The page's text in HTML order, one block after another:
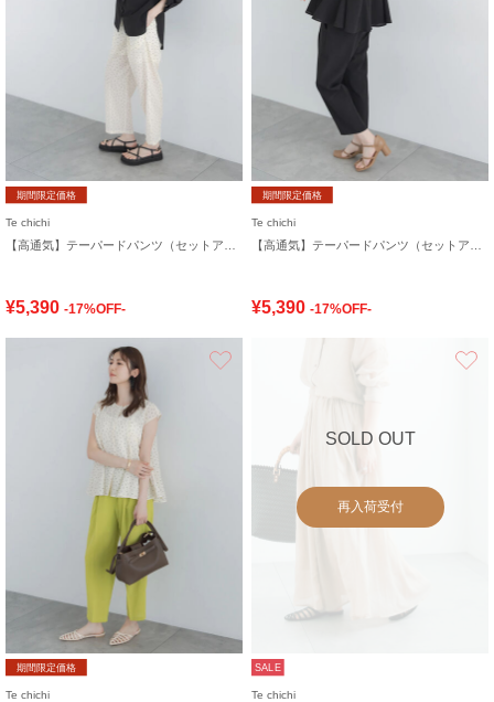
期間限定価格
Te chichi
¥5,390 -17%OFF-
期間限定価格
Te chichi
¥5,390 -17%OFF-
期間限定価格
Te chichi
SOLD OUT
再入荷受付
SALE
Te chichi